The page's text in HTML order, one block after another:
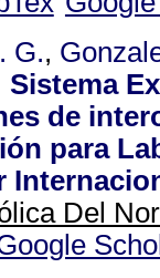
G.,
Sistema
de
para
Del